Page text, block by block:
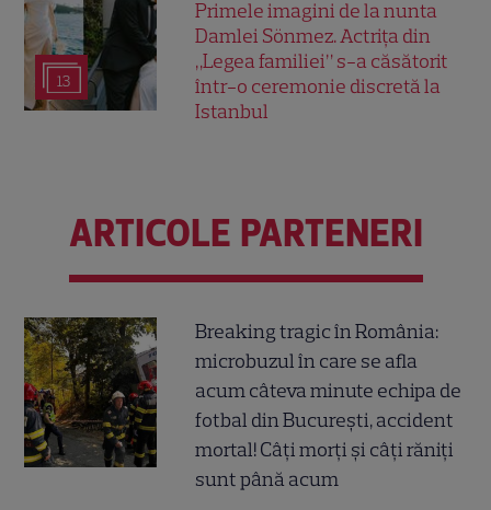
13
Primele imagini de la nunta
Damlei Sönmez. Actrița din
„Legea familiei” s-a căsătorit
într-o ceremonie discretă la
Istanbul
ARTICOLE PARTENERI
Breaking tragic în România:
microbuzul în care se afla
acum câteva minute echipa de
fotbal din București, accident
mortal! Câți morți și câți răniți
sunt până acum